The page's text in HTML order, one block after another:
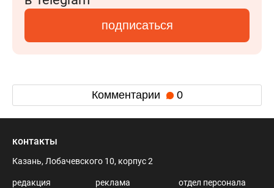
подписаться
Комментарии 0
контакты
Казань, Лобачевского 10, корпус 2
редакция
реклама
отдел персонала